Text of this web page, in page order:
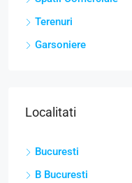
Spatii Comerciale
Terenuri
Bucuresti